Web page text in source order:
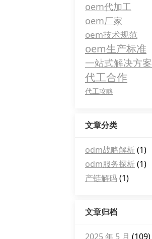
oem代加工
oem厂家
oem技术规范
oem生产标准
一站式解决方案
代工合作
代工攻略
文章分类
odm战略解析(1)
odm服务探析(1)
产链解码 (1)
文章归档
2025 年 5 月 (109)